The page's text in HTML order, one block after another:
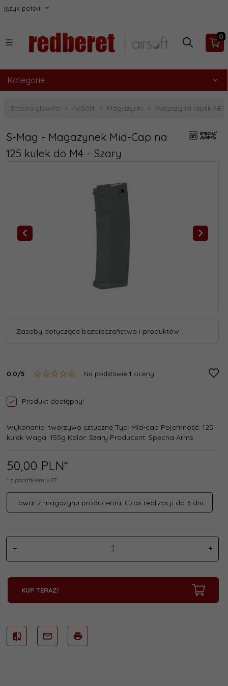
język polski
0
Kategorie
Strona główna AirSoft Magazynki Magazynki replik AEG
S-Mag - Magazynek Mid-Cap na
125 kulek do M4 - Szary
Zasoby dotyczące bezpieczeństwa i produktów
0.0/5 Na podstawie 1 oceny
Produkt dostępny!
Wykonanie: tworzywo sztuczne Typ: Mid-cap Pojemność: 125
kulek Waga: 155g Kolor: Szary Producent: Specna Arms
50,00 PLN*
* z podatkiem VAT
Towar z magazynu producenta. Czas realizacji do 3 dni.
KUP TERAZ!